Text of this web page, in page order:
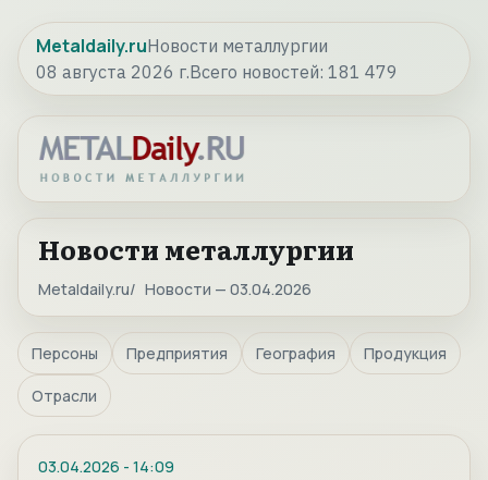
Metaldaily.ruНовости металлургии
08 августа 2026 г.Всего новостей: 181 479
Новости металлургии
Metaldaily.ru Новости — 03.04.2026
Персоны Предприятия География Продукция
Отрасли
03.04.2026 - 14:09